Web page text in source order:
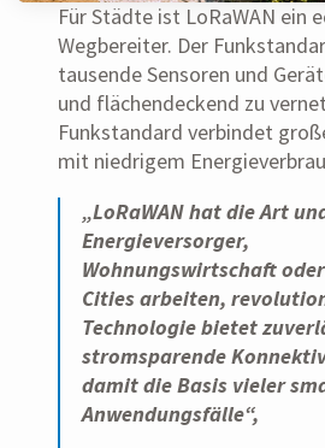
Für Städte ist LoRaWAN ein
Wegbereiter. Der
tausende Sensoren und
und flächendeckend zu
Funkstandard verbindet
mit niedrigem
„LoRaWAN hat die Art
Energieversorger,
Wohnungswirtschaft
Cities arbeiten,
Technologie bietet
stromsparende
damit die Basis vieler
Anwendungsfälle“,